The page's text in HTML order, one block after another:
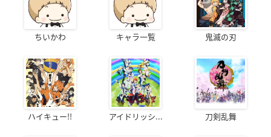
ちいかわ キャラ一覧 鬼滅の刃
ハイキュー!! アイドリッシ... 刀剣乱舞